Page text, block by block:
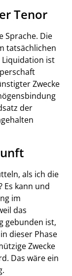
Tenor
Sprache. Die
tatsächlichen
Liquidation ist
Zwecke
der
als ich die
Es kann und
im
das
gebunden ist,
dieser Phase
Zwecke
Das wäre ein